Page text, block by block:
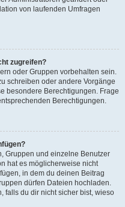
von laufenden Umfragen
zugreifen?
oder Gruppen vorbehalten sein.
schreiben oder andere Vorgänge
besondere Berechtigungen. Frage
Berechtigungen.
Gruppen und einzelne Benutzer
hat es möglicherweise nicht
in dem du deinen Beitrag
dürfen Dateien hochladen.
falls du dir nicht sicher bist, wieso